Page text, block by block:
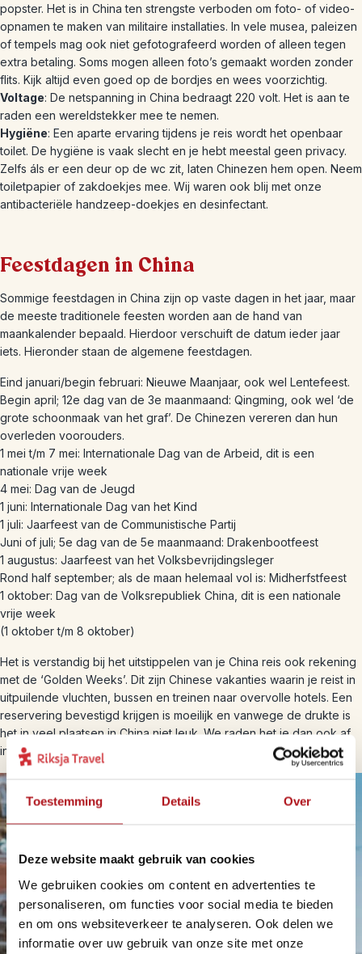
Toestemming Details Over
Deze website maakt gebruik van cookies
We gebruiken cookies om content en advertenties te
personaliseren, om functies voor social media te bieden
en om ons websiteverkeer te analyseren. Ook delen we
informatie over uw gebruik van onze site met onze
popster. Het is in China ten strengste verboden om foto- of video-
opnamen te maken van militaire installaties. In vele musea, paleizen
of tempels mag ook niet gefotografeerd worden of alleen tegen
extra betaling. Soms mogen alleen foto’s gemaakt worden zonder
flits. Kijk altijd even goed op de bordjes en wees voorzichtig.
Voltage: De netspanning in China bedraagt 220 volt. Het is aan te
raden een wereldstekker mee te nemen.
Hygiëne: Een aparte ervaring tijdens je reis wordt het openbaar
toilet. De hygiëne is vaak slecht en je hebt meestal geen privacy.
Zelfs áls er een deur op de wc zit, laten Chinezen hem open. Neem
toiletpapier of zakdoekjes mee. Wij waren ook blij met onze
antibacteriële handzeep-doekjes en desinfectant.
Feestdagen in China
Sommige feestdagen in China zijn op vaste dagen in het jaar, maar
de meeste traditionele feesten worden aan de hand van
maankalender bepaald. Hierdoor verschuift de datum ieder jaar
iets. Hieronder staan de algemene feestdagen.
Eind januari/begin februari: Nieuwe Maanjaar, ook wel Lentefeest.
Begin april; 12e dag van de 3e maanmaand: Qingming, ook wel ‘de
grote schoonmaak van het graf’. De Chinezen vereren dan hun
overleden voorouders.
1 mei t/m 7 mei: Internationale Dag van de Arbeid, dit is een
nationale vrije week
4 mei: Dag van de Jeugd
1 juni: Internationale Dag van het Kind
1 juli: Jaarfeest van de Communistische Partij
Juni of juli; 5e dag van de 5e maanmaand: Drakenbootfeest
1 augustus: Jaarfeest van het Volksbevrijdingsleger
Rond half september; als de maan helemaal vol is: Midherfstfeest
1 oktober: Dag van de Volksrepubliek China, dit is een nationale
vrije week
(1 oktober t/m 8 oktober)
Het is verstandig bij het uitstippelen van je China reis ook rekening
met de ‘Golden Weeks’. Dit zijn Chinese vakanties waarin je reist in
uitpuilende vluchten, bussen en treinen naar overvolle hotels. Een
reservering bevestigd krijgen is moeilijk en vanwege de drukte is
het in veel plaatsen in China niet leuk. We raden het je dan ook af
in deze periode te reizen.